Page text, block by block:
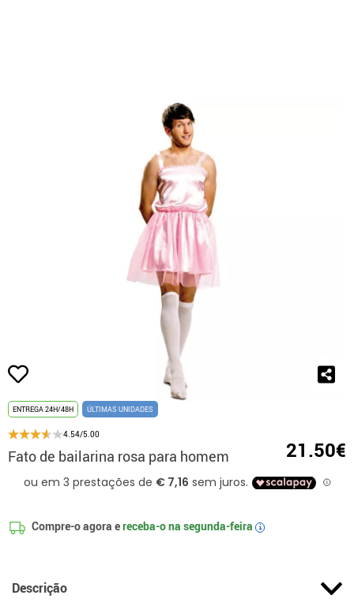
ENTREGA 24H/48H ÚLTIMAS UNIDADES
4.54/5.00
Fato de bailarina rosa para homem 21.50€
Compre-o agora ereceba-o na segunda-feira i
Descrição